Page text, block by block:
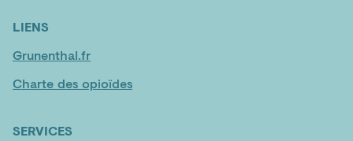
LIENS
Grunenthal.fr
Charte des opioïdes
SERVICES